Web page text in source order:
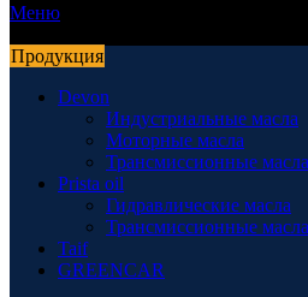
Меню
Продукция
Devon
Индустриальные масла
Моторные масла
Трансмиссионные масла
Prista oil
Гидравлические масла
Трансмиссионные масла
Taif
GREENCAR